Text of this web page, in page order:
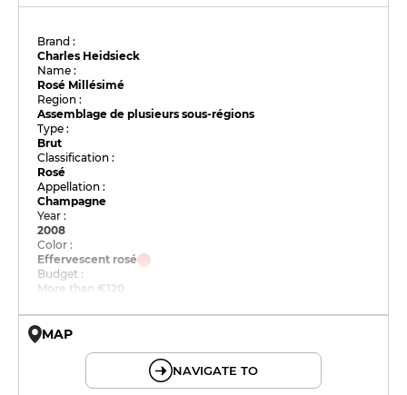
Brand :
Charles Heidsieck
Name :
Rosé Millésimé
Region :
Assemblage de plusieurs sous-régions
Type :
Brut
Classification :
Rosé
Appellation :
Champagne
Year :
2008
Color :
Effervescent rosé
Budget :
More than €120
MAP
NAVIGATE TO